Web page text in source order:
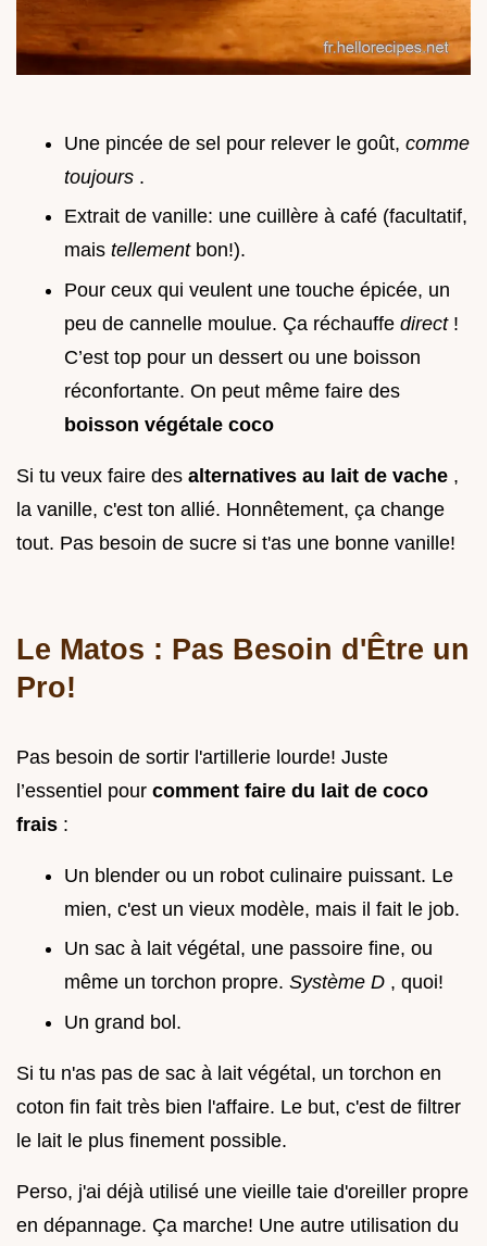
Une pincée de sel pour relever le goût, comme
toujours .
Extrait de vanille: une cuillère à café (facultatif,
mais tellement bon!).
Pour ceux qui veulent une touche épicée, un
peu de cannelle moulue. Ça réchauffe direct !
C’est top pour un dessert ou une boisson
réconfortante. On peut même faire des
boisson végétale coco
Si tu veux faire des alternatives au lait de vache ,
la vanille, c'est ton allié. Honnêtement, ça change
tout. Pas besoin de sucre si t'as une bonne vanille!
Le Matos : Pas Besoin d'Être un
Pro!
Pas besoin de sortir l'artillerie lourde! Juste
l’essentiel pour comment faire du lait de coco
frais :
Un blender ou un robot culinaire puissant. Le
mien, c'est un vieux modèle, mais il fait le job.
Un sac à lait végétal, une passoire fine, ou
même un torchon propre. Système D , quoi!
Un grand bol.
Si tu n'as pas de sac à lait végétal, un torchon en
coton fin fait très bien l'affaire. Le but, c'est de filtrer
le lait le plus finement possible.
Perso, j'ai déjà utilisé une vieille taie d'oreiller propre
en dépannage. Ça marche! Une autre utilisation du